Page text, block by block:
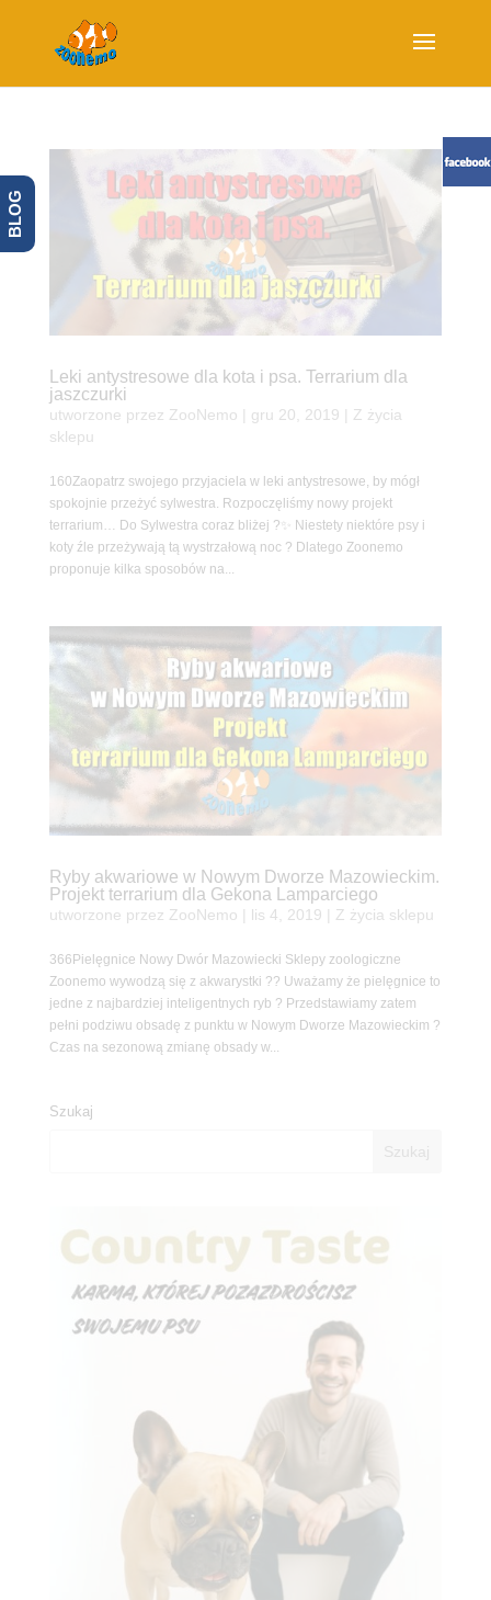
Leki antystresowe dla kota i psa. Terrarium dla
jaszczurki
utworzone przez ZooNemo gru 20, 2019
Z życia
sklepu
160Zaopatrz swojego przyjaciela w leki antystresowe, by mógł
spokojnie przeżyć sylwestra. Rozpoczęliśmy nowy projekt
terrarium… Do Sylwestra coraz bliżej ?✨ Niestety niektóre psy i
koty źle przeżywają tą wystrzałową noc ? Dlatego Zoonemo
proponuje kilka sposobów na...
Ryby akwariowe w Nowym Dworze Mazowieckim.
Projekt terrarium dla Gekona Lamparciego
utworzone przez ZooNemo lis 4, 2019 Z życia sklepu
366Pielęgnice Nowy Dwór Mazowiecki Sklepy zoologiczne
Zoonemo wywodzą się z akwarystki ?? Uważamy że pielęgnice to
jedne z najbardziej inteligentnych ryb ? Przedstawiamy zatem
pełni podziwu obsadę z punktu w Nowym Dworze Mazowieckim ?
Czas na sezonową zmianę obsady w...
Szukaj
BLOG